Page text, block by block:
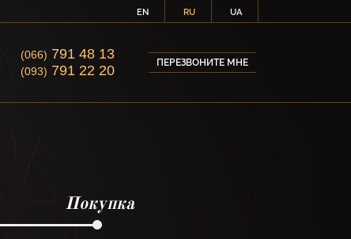
EN RU UA
(066) 791 48 13
(093) 791 22 20 ПЕРЕЗВОНИТЕ МНЕ
Покупка